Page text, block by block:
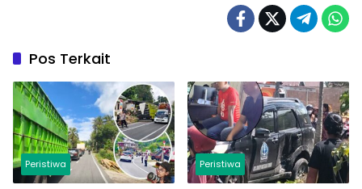
Pos Terkait
Peristiwa Peristiwa